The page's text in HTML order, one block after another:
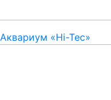
Аквариум «Hi-Tec»